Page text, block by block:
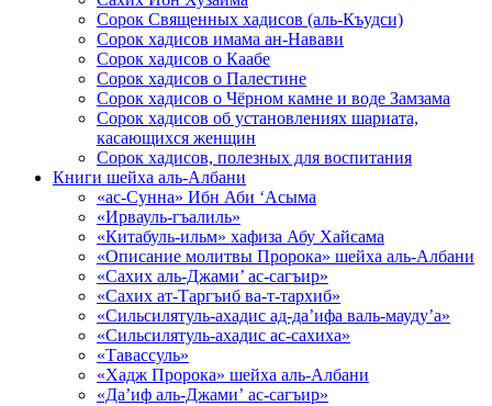
Сорок Священных хадисов (аль-Къудси)
Сорок хадисов имама ан-Навави
Сорок хадисов о Каабе
Сорок хадисов о Палестине
Сорок хадисов о Чёрном камне и воде Замзама
Сорок хадисов об установлениях шариата,
касающихся женщин
Сорок хадисов, полезных для воспитания
Книги шейха аль-Албани
«ас-Сунна» Ибн Аби ‘Асыма
«Ирвауль-гъалиль»
«Китабуль-ильм» хафиза Абу Хайсама
«Описание молитвы Пророка» шейха аль-Албани
«Сахих аль-Джами’ ас-сагъир»
«Сахих ат-Таргъиб ва-т-тархиб»
«Сильсилятуль-ахадис ад-да’ифа валь-мауду’а»
«Сильсилятуль-ахадис ас-сахиха»
«Тавассуль»
«Хадж Пророка» шейха аль-Албани
«Да’иф аль-Джами’ ас-сагъир»